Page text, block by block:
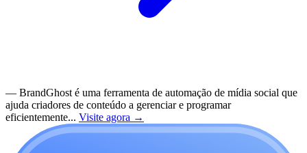
— BrandGhost é uma ferramenta de automação de mídia social que
ajuda criadores de conteúdo a gerenciar e programar
eficientemente... Visite agora →